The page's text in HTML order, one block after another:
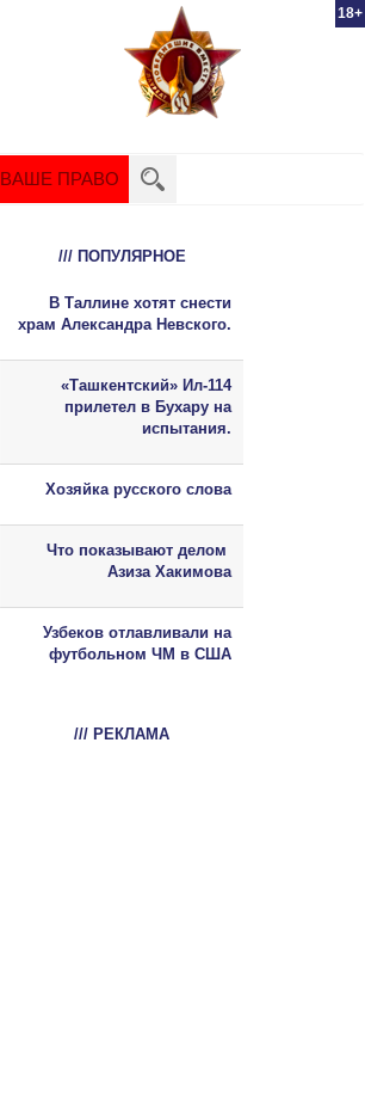
18+
ВАШЕ ПРАВО
/// ПОПУЛЯРНОЕ
В Таллине хотят снести
храм Александра Невского.
«Ташкентский» Ил-114
прилетел в Бухару на
испытания.
Хозяйка русского слова
Что показывают делом
Азиза Хакимова
Узбеков отлавливали на
футбольном ЧМ в США
/// РЕКЛАМА